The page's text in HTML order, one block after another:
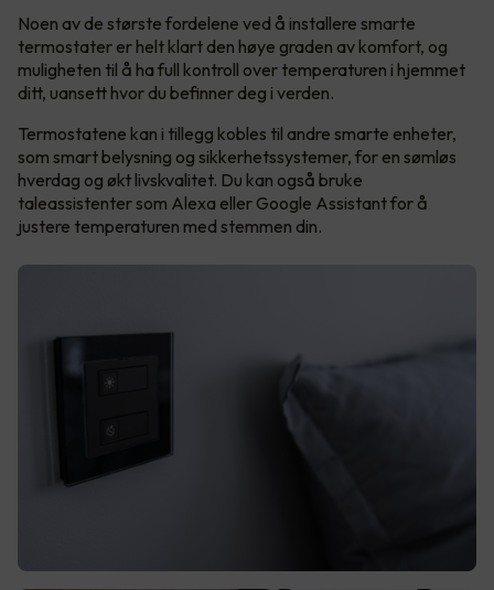
Noen av de største fordelene ved å installere smarte
termostater er helt klart den høye graden av komfort, og
muligheten til å ha full kontroll over temperaturen i hjemmet
ditt, uansett hvor du befinner deg i verden.
Termostatene kan i tillegg kobles til andre smarte enheter,
som smart belysning og sikkerhetssystemer, for en sømløs
hverdag og økt livskvalitet. Du kan også bruke
taleassistenter som Alexa eller Google Assistant for å
justere temperaturen med stemmen din.